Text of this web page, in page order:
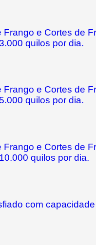
Frango e Cortes de
quilos por dia.
Frango e Cortes de
quilos por dia.
Frango e Cortes de
quilos por dia.
com